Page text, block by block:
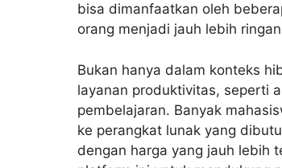
bisa dimanfaatkan oleh
orang menjadi jauh lebih
Bukan hanya dalam konteks
layanan produktivitas, seperti
pembelajaran. Banyak
ke perangkat lunak yang
dengan harga yang jauh lebih